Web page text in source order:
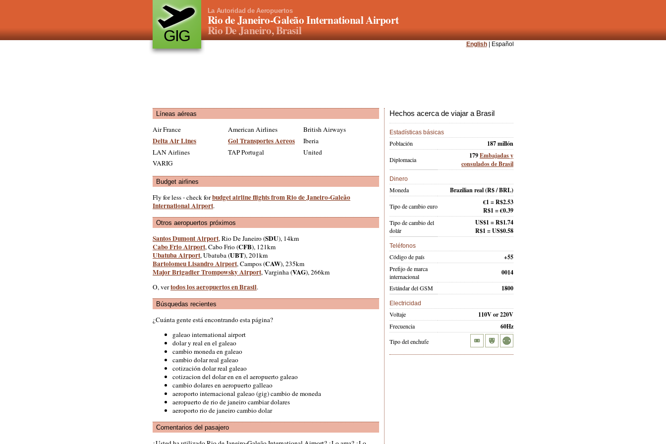
GIG
La Autoridad de Aeropuertos
Rio de Janeiro-Galeão International Airport
Rio De Janeiro, Brasil
English| Español
Líneas aéreas
Air France American Airlines British Airways
Delta Air Lines Gol Transportes Aereos
Iberia
LAN Airlines
TAP Portugal
United
VARIG
Budget airlines
Fly for less - check forbudget airline flights from Rio de Janeiro-Galeão
International Airport.
Otros aeropuertos próximos
Santos Dumont Airport, Rio De Janeiro (SDU), 14km
Cabo Frio Airport, Cabo Frio (CFB), 121km
Ubatuba Airport, Ubatuba (UBT), 201km
Bartolomeu Lisandro Airport, Campos (CAW), 235km
Major Brigadier Trompowsky Airport, Varginha (VAG), 266km
O, vertodos los aeropuertos en Brasil.
Búsquedas recientes
¿Cuánta gente está encontrando esta página?
galeao international airport
dolar y real en el galeao
cambio moneda en galeao
cambio dolar real galeao
cotización dolar real galeao
cotizacion del dolar en en el aeropuerto galeao
cambio dolares en aeropuerto galleao
aeroporto internacional galeao (gig) cambio de moneda
aeropuerto de rio de janeiro cambiar dolares
aeroporto rio de janeiro cambio dolar
Comentarios del pasajero
Hechos acerca de viajar a Brasil
Estadísticas básicas
Población 187 millón
Diplomacia 179Embajadas y
consulados de Brasil
Dinero
Moneda Brazilian real(R$ / BRL)
Tipo de cambio euro
€1 = R$2.53
R$1 = €0.39
Tipo de cambio del
dolár
US$1 = R$1.74
R$1 = US$0.58
Teléfonos
Código de país +55
Prefijo de marca
internacional
0014
Estándar del GSM 1800
Electricidad
Voltaje 110V or 220V
Frecuencia 60Hz
Tipo del enchufe